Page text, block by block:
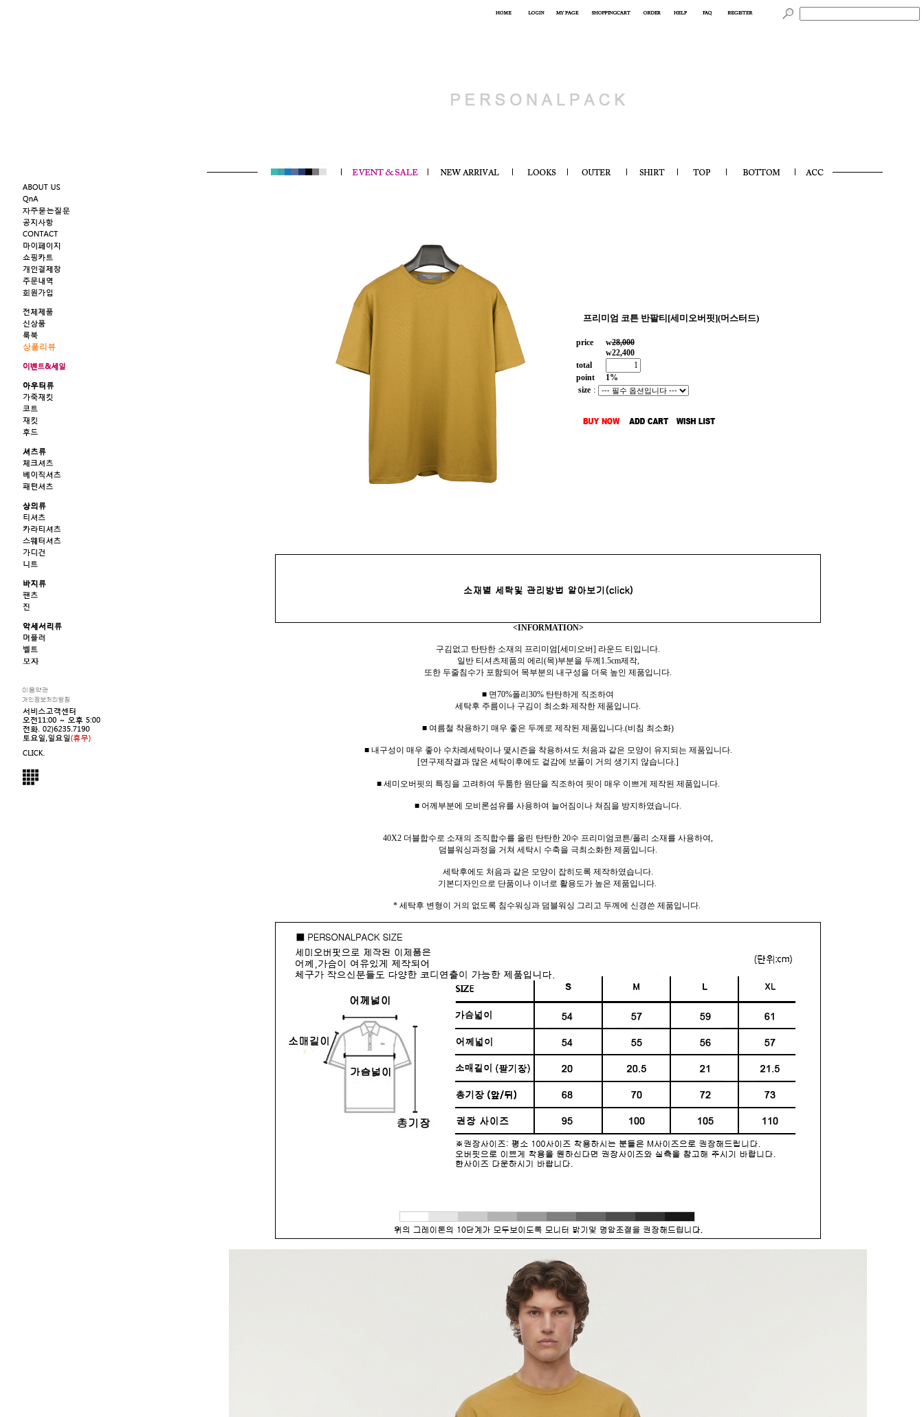
프리미엄 코튼 반팔티[세미오버핏](머스터드)
price w28,000
w22,400
total
point
1%
size :
<INFORMATION>
구김없고 탄탄한 소재의 프리미엄[세미오버] 라운드 티입니다.
일반 티셔츠제품의 에리(목)부분을 두께1.5cm제작,
또한 두줄침수가 포함되어 목부분의 내구성을 더욱 높인 제품입니다.
■ 면70%폴리30% 탄탄하게 직조하여
세탁후 주름이나 구김이 최소화 제작한 제품입니다.
■ 여름철 착용하기 매우 좋은 두께로 제작된 제품입니다.(비침 최소화)
■ 내구성이 매우 좋아 수차례세탁이나 몇시즌을 착용하셔도 처음과 같은 모양이 유지되는 제품입니다.
[연구제작결과 많은 세탁이후에도 겉감에 보풀이 거의 생기지 않습니다.]
■ 세미오버핏의 특징을 고려하여 두툼한 원단을 직조하여 핏이 매우 이쁘게 제작된 제품입니다.
■ 어께부분에 모비론섬유를 사용하여 늘어짐이나 쳐짐을 방지하였습니다.
40X2 더블합수로 소재의 조직합수를 올린 탄탄한 20수 프리미엄코튼/폴리 소재를 사용하여,
덤블워싱과정을 거쳐 세탁시 수축을 극최소화한 제품입니다.
세탁후에도 처음과 같은 모양이 잡히도록 제작하였습니다.
기본디자인으로 단품이나 이너로 활용도가 높은 제품입니다.
* 세탁후 변형이 거의 없도록 침수워싱과 덤블워싱 그리고 두께에 신경쓴 제품입니다.